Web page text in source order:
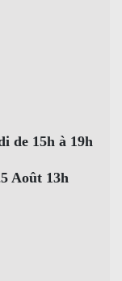
de 15h à 19h
Août 13h